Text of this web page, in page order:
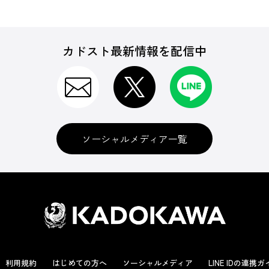
カドスト最新情報を配信中
ソーシャルメディア一覧
利用規約 はじめての方へ ソーシャルメディア LINE IDの連携ガ